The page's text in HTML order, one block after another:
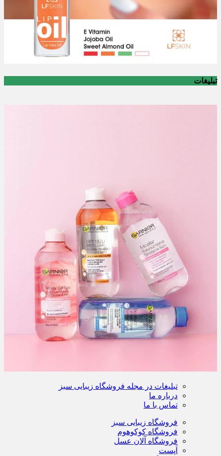
تبلیغات
تبلیغات در مجله فروشگاه زیبایی سبز
درباره ما
تماس با ما
فروشگاه زیبایی سبز
فروشگاه کوکوهوم
فروشگاه آلان عسل
اَپست